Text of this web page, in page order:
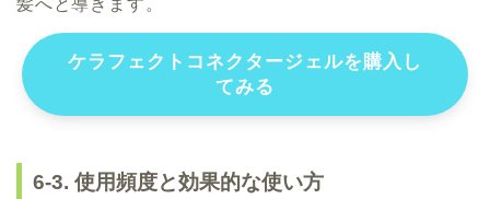
髪へと導きます。
ケラフェクトコネクタージェルを購入し
てみる
6-3. 使用頻度と効果的な使い方